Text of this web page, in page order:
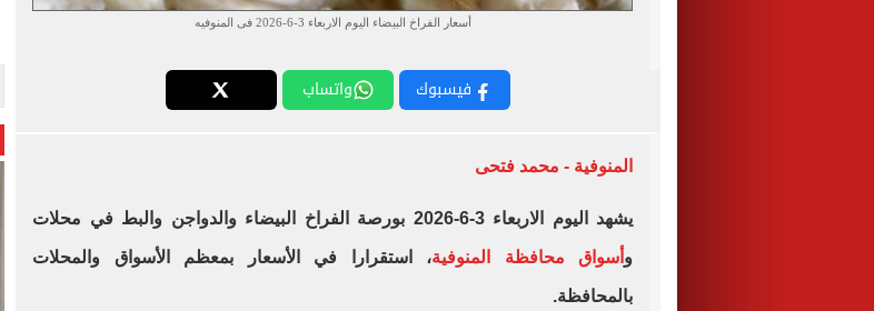
أسعار الفراخ البيضاء اليوم الاربعاء 3-6-2026 فى المنوفيه
فيسبوك واتساب
المنوفية - محمد فتحى
يشهد اليوم الاربعاء 3-6-2026 بورصة الفراخ البيضاء والدواجن والبط في محلات
و أسواق محافظة المنوفية، استقرارا في الأسعار بمعظم الأسواق والمحلات
بالمحافظة.